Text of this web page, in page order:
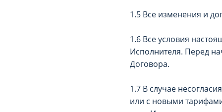
1.5 Все изменения и
1.6 Все условия
Исполнителя. Перед
Договора.
1.7 В случае
или с новыми